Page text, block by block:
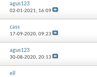
agus123
02-01-2021, 16:09
cass
17-09-2020, 09:23
agus123
30-08-2020, 20:13
ell